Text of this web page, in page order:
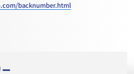
backnumber.html